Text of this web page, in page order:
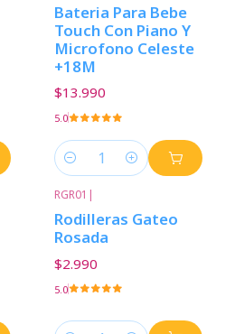
Bateria Para Bebe
Touch Con Piano Y
Microfono Celeste
+18M
$13.990
5.0
Cantidad
RGR01 |
Rodilleras Gateo
Rosada
$2.990
5.0